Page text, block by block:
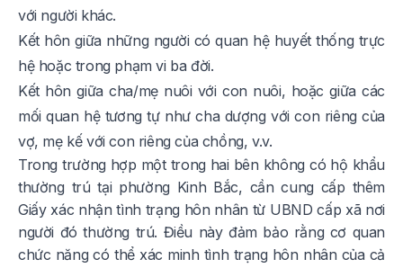
với người khác.
Kết hôn giữa những người có quan hệ huyết thống trực
hệ hoặc trong phạm vi ba đời.
Kết hôn giữa cha/mẹ nuôi với con nuôi, hoặc giữa các
mối quan hệ tương tự như cha dượng với con riêng của
vợ, mẹ kế với con riêng của chồng, v.v.
Trong trường hợp một trong hai bên không có hộ khẩu
thường trú tại phường Kinh Bắc, cần cung cấp thêm
Giấy xác nhận tình trạng hôn nhân từ UBND cấp xã nơi
người đó thường trú. Điều này đảm bảo rằng cơ quan
chức năng có thể xác minh tình trạng hôn nhân của cả